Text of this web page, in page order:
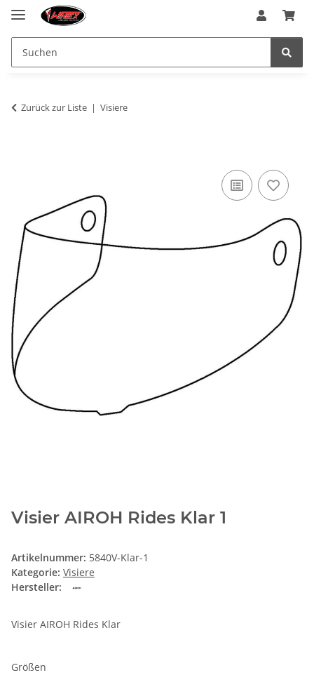
Zurück zur Liste Visiere
Visier AIROH Rides Klar 1
Artikelnummer: 5840V-Klar-1
Kategorie: Visiere
Hersteller:
Visier AIROH Rides Klar
Größen